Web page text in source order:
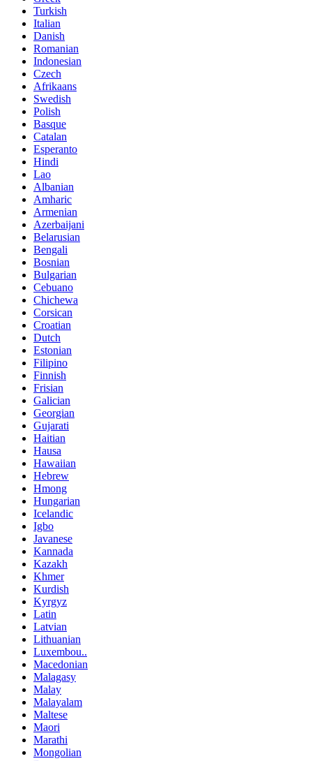
Turkish
Italian
Danish
Romanian
Indonesian
Czech
Afrikaans
Swedish
Polish
Basque
Catalan
Esperanto
Hindi
Lao
Albanian
Amharic
Armenian
Azerbaijani
Belarusian
Bengali
Bosnian
Bulgarian
Cebuano
Chichewa
Corsican
Croatian
Dutch
Estonian
Filipino
Finnish
Frisian
Galician
Georgian
Gujarati
Haitian
Hausa
Hawaiian
Hebrew
Hmong
Hungarian
Icelandic
Igbo
Javanese
Kannada
Kazakh
Khmer
Kurdish
Kyrgyz
Latin
Latvian
Lithuanian
Luxembou..
Macedonian
Malagasy
Malay
Malayalam
Maltese
Maori
Marathi
Mongolian